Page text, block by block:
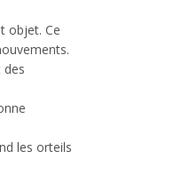
objet. Ce
des
les orteils